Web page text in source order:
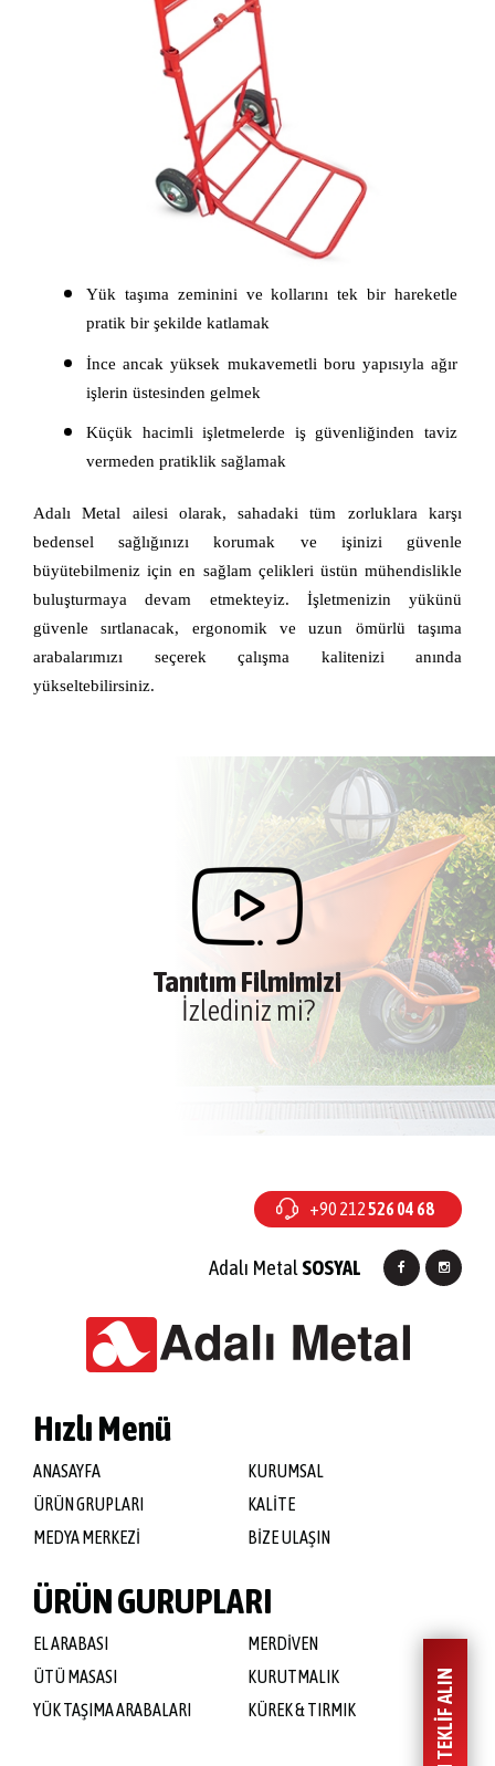
Yük taşıma zeminini ve kollarını tek bir hareketle
pratik bir şekilde katlamak
İnce ancak yüksek mukavemetli boru yapısıyla ağır
işlerin üstesinden gelmek
Küçük hacimli işletmelerde iş güvenliğinden taviz
vermeden pratiklik sağlamak
Adalı Metal ailesi olarak, sahadaki tüm zorluklara karşı
bedensel sağlığınızı korumak ve işinizi güvenle
büyütebilmeniz için en sağlam çelikleri üstün mühendislikle
buluşturmaya devam etmekteyiz. İşletmenizin yükünü
güvenle sırtlanacak, ergonomik ve uzun ömürlü taşıma
arabalarımızı seçerek çalışma kalitenizi anında
yükseltebilirsiniz.
Tanıtım Filmimizi
İzlediniz mi?
+90 212526 04 68
Adalı Metal SOSYAL
Hızlı Menü
ANASAYFA
KURUMSAL
ÜRÜN GRUPLARI
KALİTE
MEDYA MERKEZİ
BİZE ULAŞIN
ÜRÜN GURUPLARI
EL ARABASI
MERDİVEN
ÜTÜ MASASI
KURUTMALIK
YÜK TAŞIMA ARABALARI
KÜREK & TIRMIK